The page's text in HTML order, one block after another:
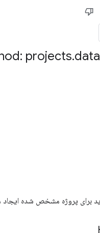
projects.
برای پروژه مشخص شده ایجاد